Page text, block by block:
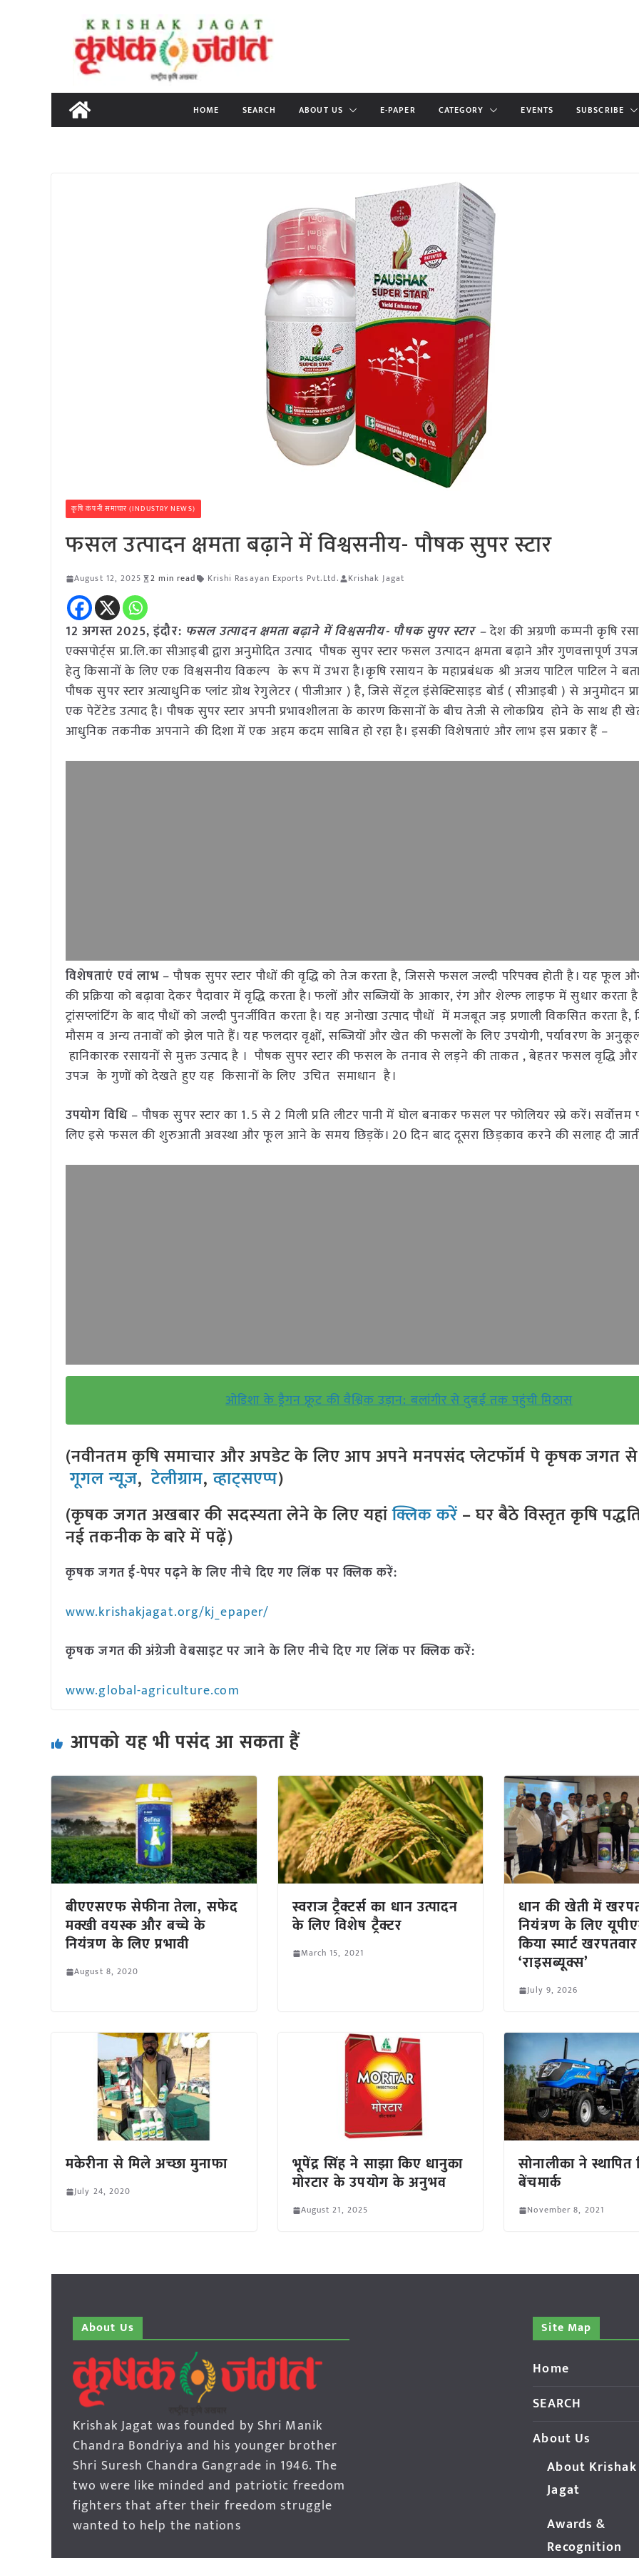
content
HOME SEARCH ABOUT US E-PAPER CATEGORY EVENTS SUBSCRIBE
कृषि कंपनी समाचार (INDUSTRY NEWS)
फसल उत्पादन क्षमता बढ़ाने में विश्वसनीय- पौषक सुपर स्टार
August 12, 2025 2 min read Krishi Rasayan Exports Pvt.Ltd. Krishak Jagat
12 अगस्त 2025,इंदौर: फसल उत्पादन क्षमता बढ़ाने में विश्वसनीय- पौषक सुपर स्टार –देश की अग्रणी कम्पनी कृषि
एक्सपोर्ट्स प्रा.लि.का सीआइबी द्वारा अनुमोदित उत्पाद पौषक सुपर स्टार फसल उत्पादन क्षमता बढ़ाने और गुणवत्तापूर्ण उपज
हेतु किसानों के लिए एक विश्वसनीय विकल्प के रूप में उभरा है।कृषि रसायन के महाप्रबंधक श्री अजय पाटिल पाटिल ने
पौषक सुपर स्टार अत्याधुनिक प्लांट ग्रोथ रेगुलेटर ( पीजीआर ) है, जिसे सेंट्रल इंसेक्टिसाइड बोर्ड ( सीआइबी ) से अनुमोदन
एक पेटेंटेड उत्पाद है। पौषक सुपर स्टार अपनी प्रभावशीलता के कारण किसानों के बीच तेजी से लोकप्रिय होने के साथ ही
आधुनिक तकनीक अपनाने की दिशा में एक अहम कदम साबित हो रहा है। इसकी विशेषताएं और लाभ इस प्रकार हैं –
विशेषताएं एवं लाभ – पौषक सुपर स्टार पौधों की वृद्धि को तेज करता है, जिससे फसल जल्दी परिपक्व होती है। यह
की प्रक्रिया को बढ़ावा देकर पैदावार में वृद्धि करता है। फलों और सब्जियों के आकार, रंग और शेल्फ लाइफ में सुधार करता
ट्रांसप्लांटिंग के बाद पौधों को जल्दी पुनर्जीवित करता है। यह अनोखा उत्पाद पौधों में मजबूत जड़ प्रणाली विकसित करता
मौसम व अन्य तनावों को झेल पाते हैं। यह फलदार वृक्षों, सब्जियों और खेत की फसलों के लिए उपयोगी, पर्यावरण के
हानिकारक रसायनों से मुक्त उत्पाद है । पौषक सुपर स्टार की फसल के तनाव से लड़ने की ताकत , बेहतर फसल वृद्धि
उपज के गुणों को देखते हुए यह किसानों के लिए उचित समाधान है।
उपयोग विधि– पौषक सुपर स्टार का 1.5 से 2 मिली प्रति लीटर पानी में घोल बनाकर फसल पर फोलियर स्प्रे करें। सर्वोत्तम
लिए इसे फसल की शुरुआती अवस्था और फूल आने के समय छिड़कें। 20 दिन बाद दूसरा छिड़काव करने की सलाह दी
ओडिशा के ड्रैगन फ्रूट की वैश्विक उड़ान: बलांगीर से दुबई तक पहुंची मिठास
(नवीनतम कृषि समाचार और अपडेट के लिए आप अपने मनपसंद प्लेटफॉर्म पे कृषक जगत
गूगल न्यूज़,टेलीग्राम,व्हाट्सएप्प)
(कृषक जगत अखबार की सदस्यता लेने के लिए यहांक्लिक करें– घर बैठे विस्तृत कृषि
नई तकनीक के बारे में पढ़ें)
कृषक जगत ई-पेपर पढ़ने के लिए नीचे दिए गए लिंक पर क्लिक करें:
www.krishakjagat.org/kj_epaper/
कृषक जगत की अंग्रेजी वेबसाइट पर जाने के लिए नीचे दिए गए लिंक पर क्लिक करें:
www.global-agriculture.com
आपको यह भी पसंद आ सकता हैं
बीएएसएफ सेफीना तेला, सफेद
मक्खी वयस्क और बच्चे के
नियंत्रण के लिए प्रभावी
August 8, 2020
स्वराज ट्रैक्टर्स का धान उत्पादन
के लिए विशेष ट्रैक्टर
March 15, 2021
धान की खेती में
नियंत्रण के लिए
किया स्मार्ट
‘राइसब्यूक्स’
July 9, 2026
मकेरीना से मिले अच्छा मुनाफा
July 24, 2020
भूपेंद्र सिंह ने साझा किए धानुका
मोरटार के उपयोग के अनुभव
August 21, 2025
सोनालीका ने स्थापित
बेंचमार्क
November 8, 2021
About Us
Krishak Jagat was founded by Shri Manik
Chandra Bondriya and his younger brother
Shri Suresh Chandra Gangrade in 1946. The
two were like minded and patriotic freedom
fighters that after their freedom struggle
wanted to help the nations
Site Map
Home
SEARCH
About Us
About Krishak
Jagat
Awards &
Recognition